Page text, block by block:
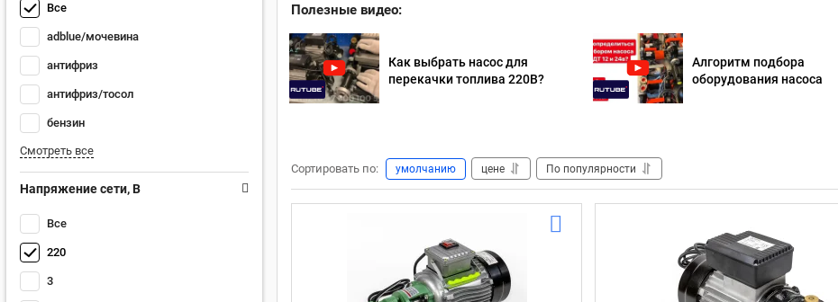
Все
adblue/мочевина
антифриз
антифриз/тосол
бензин
Смотреть все
Напряжение сети, В
Все
220
3
Насосы для перекачки масла Piusi
Полезные видео:
Как выбрать насос для
перекачки топлива 220В?
Алгоритм подбора
оборудования насоса
Сортировать по: умолчанию цене По популярности